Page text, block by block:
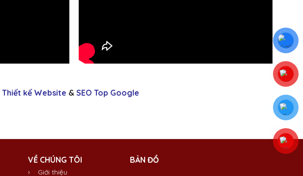
Thiết kế Website & SEO Top Google
VỀ CHÚNG TÔI
› Giới thiệu
BẢN ĐỒ